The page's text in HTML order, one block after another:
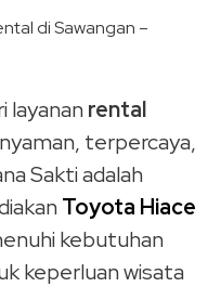
layananrental
terpercaya,
Sakti adalah
Toyota Hiace
kebutuhan
keperluan wisata